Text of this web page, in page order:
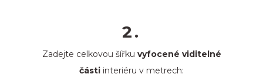
2.
Zadejte celkovou šířku vyfocené viditelné
části interiéru v metrech: